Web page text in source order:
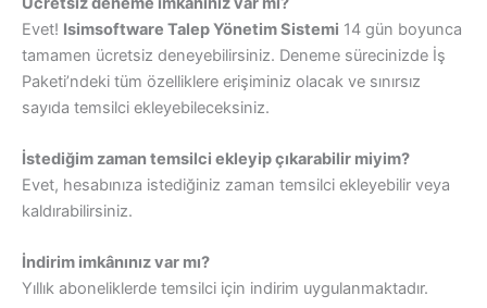
Evet! Isimsoftware Talep Yönetim Sistemi 14 gün boyunca
tamamen ücretsiz deneyebilirsiniz. Deneme sürecinizde İş
Paketi’ndeki tüm özelliklere erişiminiz olacak ve sınırsız
sayıda temsilci ekleyebileceksiniz.
İstediğim zaman temsilci ekleyip çıkarabilir miyim?
Evet, hesabınıza istediğiniz zaman temsilci ekleyebilir veya
kaldırabilirsiniz.
İndirim imkânınız var mı?
Yıllık aboneliklerde temsilci için indirim uygulanmaktadır.